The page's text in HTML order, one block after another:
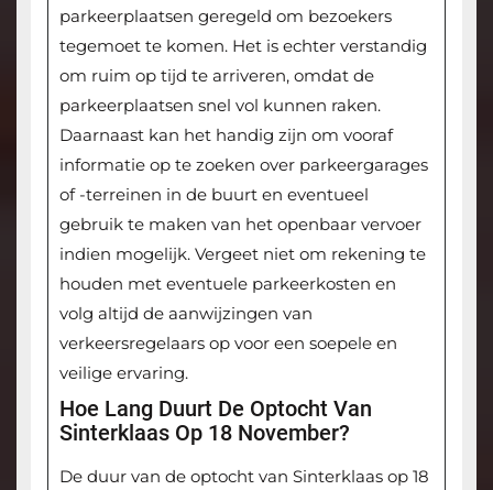
parkeerplaatsen geregeld om bezoekers
tegemoet te komen. Het is echter verstandig
om ruim op tijd te arriveren, omdat de
parkeerplaatsen snel vol kunnen raken.
Daarnaast kan het handig zijn om vooraf
informatie op te zoeken over parkeergarages
of -terreinen in de buurt en eventueel
gebruik te maken van het openbaar vervoer
indien mogelijk. Vergeet niet om rekening te
houden met eventuele parkeerkosten en
volg altijd de aanwijzingen van
verkeersregelaars op voor een soepele en
veilige ervaring.
Hoe Lang Duurt De Optocht Van
Sinterklaas Op 18 November?
De duur van de optocht van Sinterklaas op 18